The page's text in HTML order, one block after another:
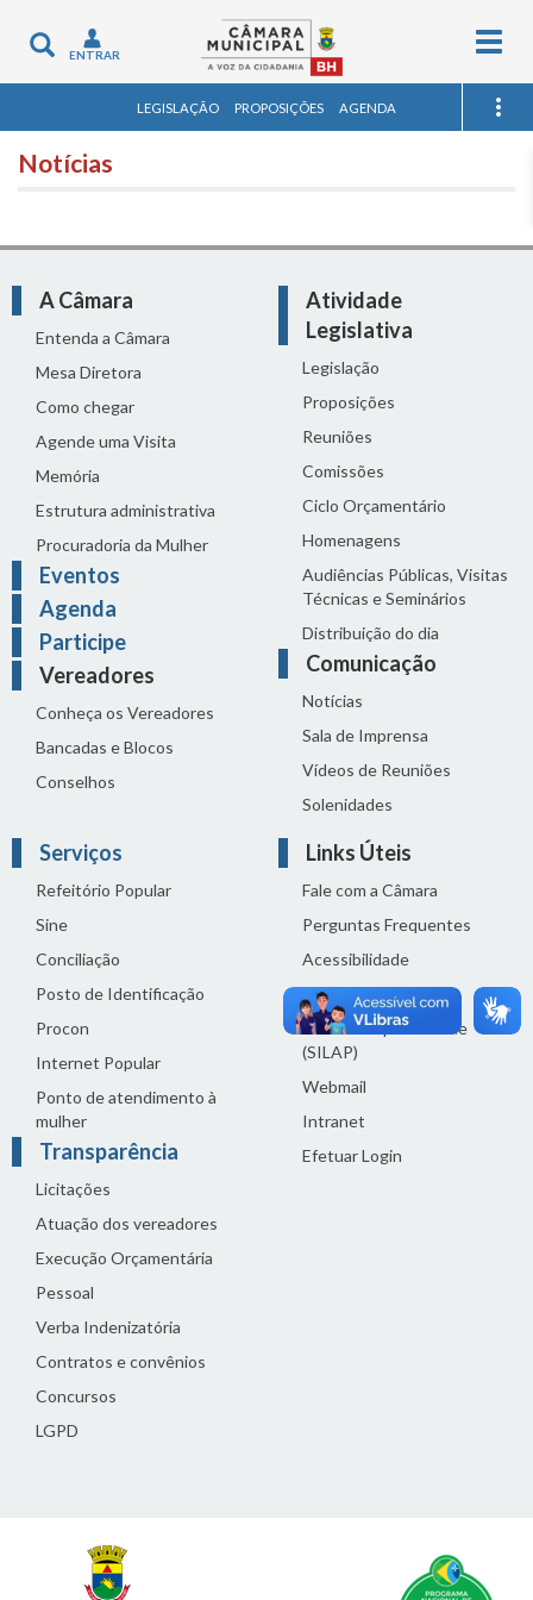
Toggle
navigation
ENTRAR
LEGISLAÇÃO PROPOSIÇÕES AGENDA
Notícias
A Câmara
Entenda a Câmara
Mesa Diretora
Como chegar
Agende uma Visita
Memória
Estrutura administrativa
Procuradoria da Mulher
Eventos
Agenda
Participe
Vereadores
Conheça os Vereadores
Bancadas e Blocos
Conselhos
Atividade
Legislativa
Legislação
Proposições
Reuniões
Comissões
Ciclo Orçamentário
Homenagens
Audiências Públicas, Visitas
Técnicas e Seminários
Distribuição do dia
Comunicação
Notícias
Sala de Imprensa
Vídeos de Reuniões
Solenidades
Serviços
Refeitório Popular
Sine
Conciliação
Posto de Identificação
Procon
Internet Popular
Ponto de atendimento à
mulher
Transparência
Licitações
Atuação dos vereadores
Execução Orçamentária
Pessoal
Verba Indenizatória
Contratos e convênios
Concursos
LGPD
Links Úteis
Fale com a Câmara
Perguntas Frequentes
Acessibilidade
Termos de uso
Política de privacidade
(SILAP)
Webmail
Intranet
Efetuar Login